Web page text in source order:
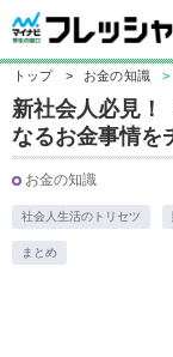
トップ > お金の知識 >
新社会人必見
なるお金事情を
お金の知識
社会人生活のトリセツ
まとめ